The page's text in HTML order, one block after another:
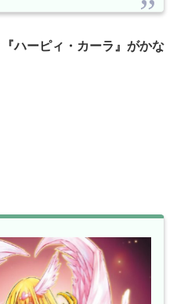
『ハーピィ・カーラ』がかな